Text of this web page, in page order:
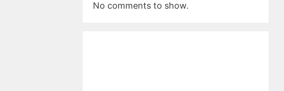
No comments to show.